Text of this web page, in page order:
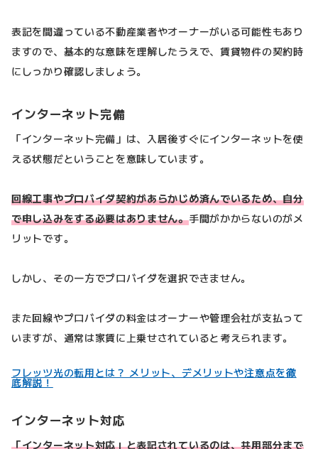
表記を間違っている不動産業者やオーナーがいる可能性もあり
ますので、基本的な意味を理解したうえで、賃貸物件の契約時
にしっかり確認しましょう。
インターネット完備
「インターネット完備」は、入居後すぐにインターネットを使
える状態だということを意味しています。
回線工事やプロバイダ契約があらかじめ済んでいるため、自分
で申し込みをする必要はありません。手間がかからないのがメ
リットです。
しかし、その一方でプロバイダを選択できません。
また回線やプロバイダの料金はオーナーや管理会社が支払って
いますが、通常は家賃に上乗せされていると考えられます。
フレッツ光の転用とは？ メリット、デメリットや注意点を徹
底解説！
インターネット対応
「インターネット対応」と表記されているのは、共用部分まで